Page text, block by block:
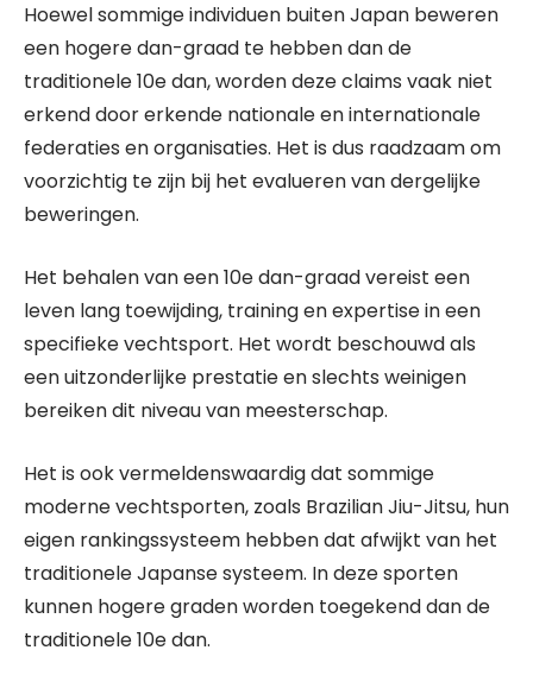
Hoewel sommige individuen buiten Japan beweren
een hogere dan-graad te hebben dan de
traditionele 10e dan, worden deze claims vaak niet
erkend door erkende nationale en internationale
federaties en organisaties. Het is dus raadzaam om
voorzichtig te zijn bij het evalueren van dergelijke
beweringen.
Het behalen van een 10e dan-graad vereist een
leven lang toewijding, training en expertise in een
specifieke vechtsport. Het wordt beschouwd als
een uitzonderlijke prestatie en slechts weinigen
bereiken dit niveau van meesterschap.
Het is ook vermeldenswaardig dat sommige
moderne vechtsporten, zoals Brazilian Jiu-Jitsu, hun
eigen rankingssysteem hebben dat afwijkt van het
traditionele Japanse systeem. In deze sporten
kunnen hogere graden worden toegekend dan de
traditionele 10e dan.